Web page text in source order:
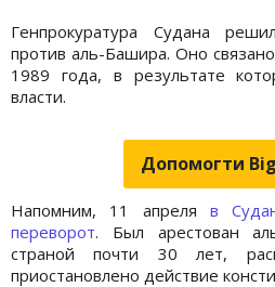
Генпрокуратура Судана
против аль-Башира. Оно
1989 года, в результате
власти.
Допомогти
Напомним, 11 апреля в
переворот. Был арестован
страной почти 30 лет,
приостановлено действие